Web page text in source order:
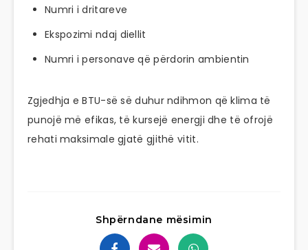
Numri i dritareve
Ekspozimi ndaj diellit
Numri i personave që përdorin ambientin
Zgjedhja e BTU-së së duhur ndihmon që klima të
punojë më efikas, të kursejë energji dhe të ofrojë
rehati maksimale gjatë gjithë vitit.
Shpërndane mësimin